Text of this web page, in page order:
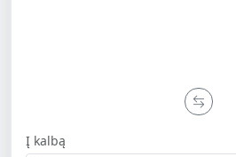
Į kalbą